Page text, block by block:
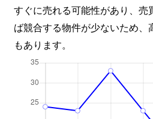
すぐに売れる可能性があり、
ば競合する物件が少ないため
もあります。